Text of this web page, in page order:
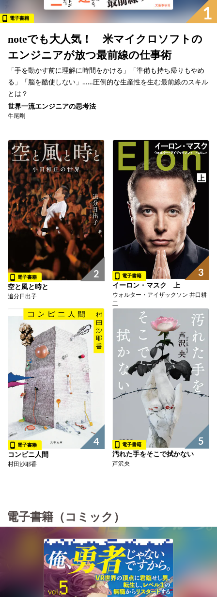
1
電子書籍
noteでも大人気！ 米マイクロソフトの
エンジニアが放つ最前線の仕事術
「手を動かす前に理解に時間をかける」「準備も持ち帰りもやめ
る」「脳を酷使しない」……圧倒的な生産性を生む最前線のスキル
とは？
世界一流エンジニアの思考法
牛尾剛
2
電子書籍
空と風と時と
追分日出子
3
電子書籍
イーロン・マスク 上
ウォルター・アイザックソン 井口耕
二
4
電子書籍
コンビニ人間
村田沙耶香
5
電子書籍
汚れた手をそこで拭かない
芦沢央
電子書籍（コミック）